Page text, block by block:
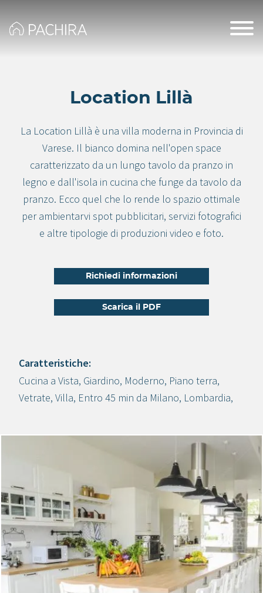
Location Lillà
La Location Lillà è una villa moderna in Provincia di
Varese. Il bianco domina nell'open space
caratterizzato da un lungo tavolo da pranzo in
legno e dall'isola in cucina che funge da tavolo da
pranzo. Ecco quel che lo rende lo spazio ottimale
per ambientarvi spot pubblicitari, servizi fotografici
e altre tipologie di produzioni video e foto.
Richiedi informazioni
Scarica il PDF
Crea progetto
Caratteristiche:
Cucina a Vista, Giardino, Moderno, Piano terra,
Vetrate, Villa, Entro 45 min da Milano, Lombardia,